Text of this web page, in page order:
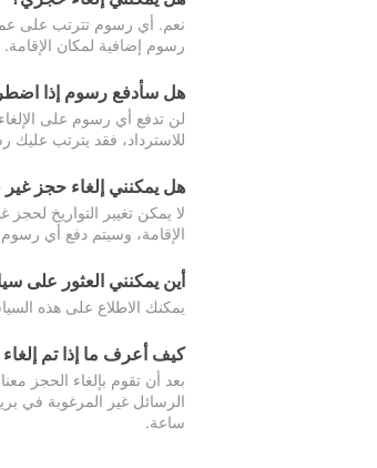
نعم. أي رسوم تترتب على
رسوم إضافية لمكان الإقامة.
هل سأدفع رسوم إذا
لن تدفع أي رسوم على
للاسترداد، فقد يترتب عليك
هل يمكنني إلغاء حجز غير
لا يمكن تغيير التواريخ
الإقامة، وسيتم دفع أي
أين يمكنني العثور على
يمكنك الاطلاع على هذه
كيف أعرف ما إذا تم
بعد أن تقوم بإلغاء الحجز
ساعة.